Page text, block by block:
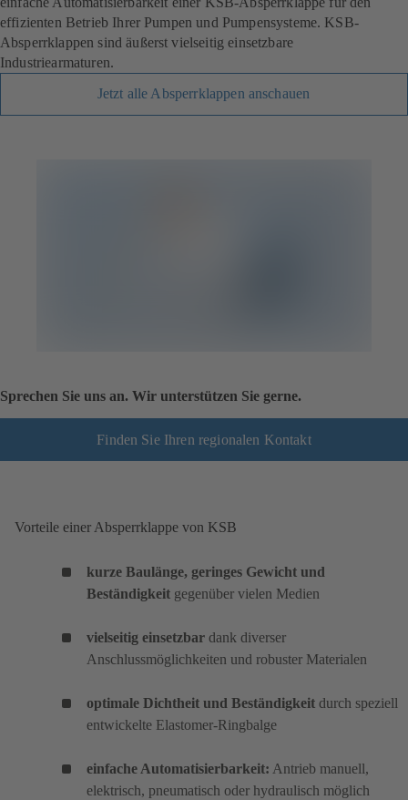
effizienten Betrieb Ihrer Pumpen und Pumpensysteme. KSB-
Absperrklappen sind äußerst vielseitig einsetzbare
Industriearmaturen.
Jetzt alle Absperrklappen anschauen
Sprechen Sie uns an. Wir unterstützen Sie gerne.
Finden Sie Ihren regionalen Kontakt
Vorteile einer Absperrklappe von KSB
kurze Baulänge, geringes Gewicht und
Beständigkeit gegenüber vielen Medien
vielseitig einsetzbar dank diverser
Anschlussmöglichkeiten und robuster Materialen
optimale Dichtheit und Beständigkeit durch speziell
entwickelte Elastomer-Ringbalge
einfache Automatisierbarkeit: Antrieb manuell,
elektrisch, pneumatisch oder hydraulisch möglich